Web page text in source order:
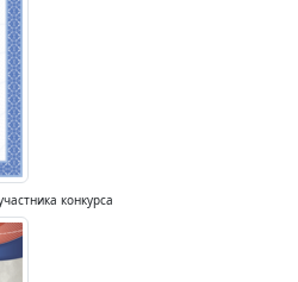
конкурса